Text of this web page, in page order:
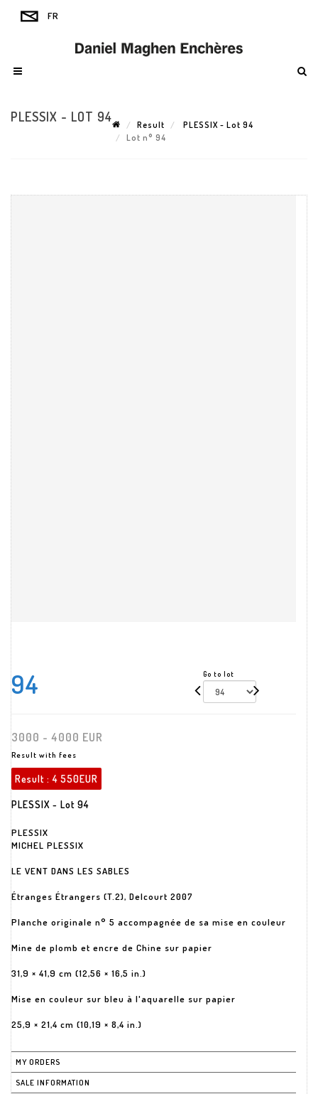
PLESSIX - LOT 94
Result
PLESSIX - Lot 94
Lot n° 94
94 Go to lot
3000 - 4000 EUR
Result with fees
Result :4 550EUR
PLESSIX - Lot 94
PLESSIX
MICHEL PLESSIX
LE VENT DANS LES SABLES
Étranges Étrangers (T.2), Delcourt 2007
Planche originale n° 5 accompagnée de sa mise en couleur
Mine de plomb et encre de Chine sur papier
31,9 × 41,9 cm (12,56 × 16,5 in.)
Mise en couleur sur bleu à l'aquarelle sur papier
25,9 × 21,4 cm (10,19 × 8,4 in.)
MY ORDERS
SALE INFORMATION